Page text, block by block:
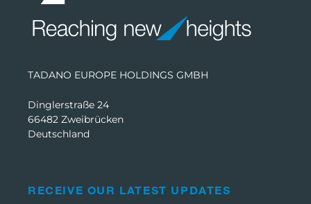
TADANO EUROPE HOLDINGS GMBH
Dinglerstraße 24
66482 Zweibrücken
Deutschland
RECEIVE OUR LATEST UPDATES